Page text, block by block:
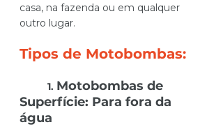
casa, na fazenda ou em qualquer
outro lugar.
Tipos de Motobombas:
1. Motobombas de
Superfície: Para fora da
água